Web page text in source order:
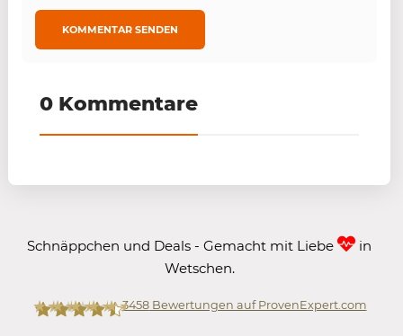
0 Kommentare
Schnäppchen und Deals - Gemacht mit Liebe
in
Wetschen.
3458Bewertungen auf ProvenExpert.com